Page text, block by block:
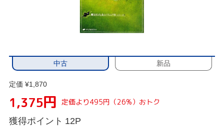
中古 新品
定価 ¥1,870
1,375円 定価より495円（26%）おトク
獲得ポイント 12P